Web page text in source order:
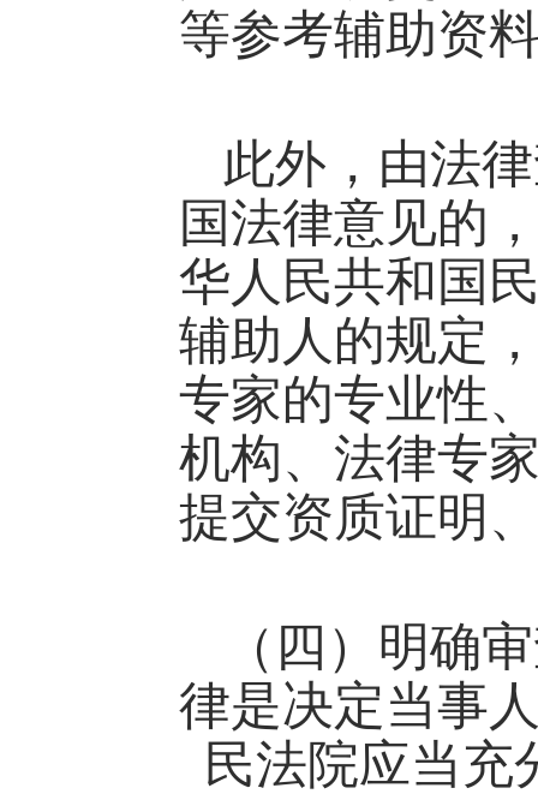
等参考辅助资
此外，由法
国法律意见的
华人民共和国
辅助人的规定
专家的专业性
机构、法律专
提交资质证明
（四）明确
律是决定当事
民法院应当充